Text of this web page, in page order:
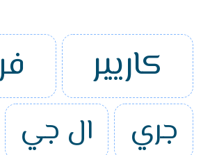
كاريير
جري ال جي